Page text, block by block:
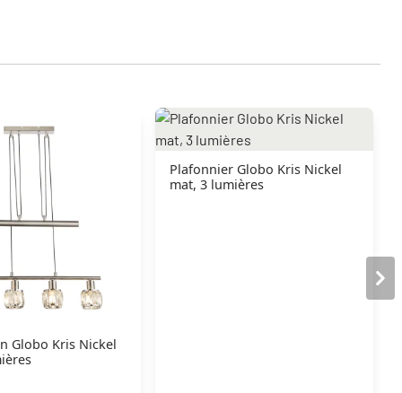
Globo Kris Nickel
Plafonnier Globo Kris Nickel
mat, 3 lumières